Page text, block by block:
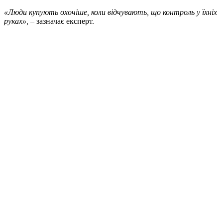
«Люди купують охочіше, коли відчувають, що контроль у їхніх
руках», – зазначає експерт.